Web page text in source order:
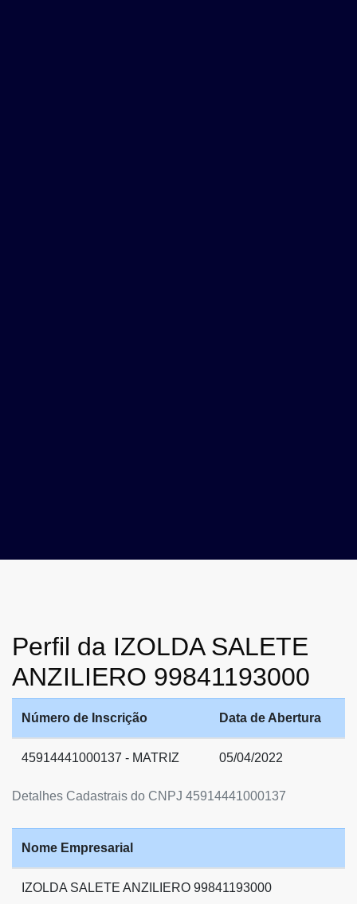
Perfil da IZOLDA SALETE
ANZILIERO 99841193000
Detalhes Cadastrais do CNPJ 45914441000137
Número de Inscrição Data de Abertura
45914441000137 - MATRIZ 05/04/2022
Nome Empresarial
IZOLDA SALETE ANZILIERO 99841193000